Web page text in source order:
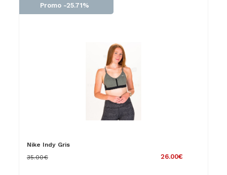
Promo -25.71%
Nike Indy Gris
26.00€
35.00€